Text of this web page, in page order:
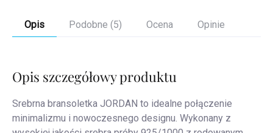
Opis Podobne (5) Ocena Opinie
Opis szczegółowy produktu
Srebrna bransoletka JORDAN to idealne połączenie
minimalizmu i nowoczesnego designu. Wykonany z